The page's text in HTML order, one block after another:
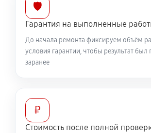
🛡️
Гарантия на выполненные
До начала ремонта фиксируем объём
условия гарантии, чтобы результат был
заранее
₽
Стоимость после полной